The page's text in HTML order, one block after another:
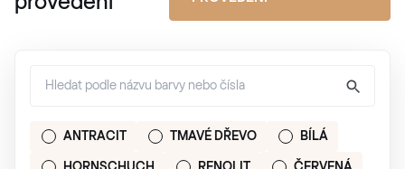
ANTRACIT TMAVÉ DŘEVO BÍLÁ